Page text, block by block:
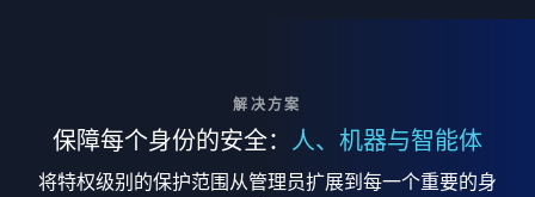
解决方案
保障每个身份的安全： 人、机器与智能体
将特权级别的保护范围从管理员扩展到每一个重要的身